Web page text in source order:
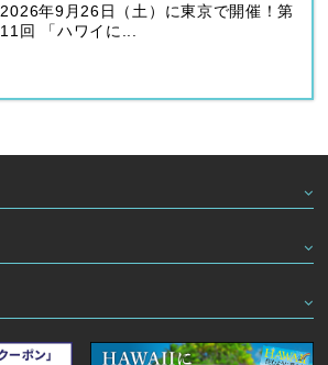
2026年9月26日（土）に東京で開催！第
11回 「ハワイに...